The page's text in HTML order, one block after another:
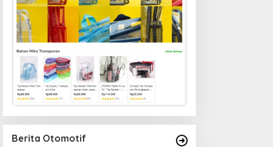
Berita Otomotif